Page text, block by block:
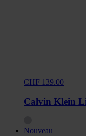
CHF 139.00
Calvin Klein
Nouveau